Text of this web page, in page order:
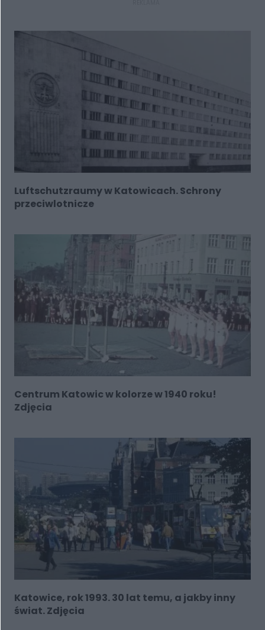
Luftschutzraumy w Katowicach. Schrony
przeciwlotnicze
Centrum Katowic w kolorze w 1940 roku!
Zdjęcia
Katowice, rok 1993. 30 lat temu, a jakby inny
świat. Zdjęcia